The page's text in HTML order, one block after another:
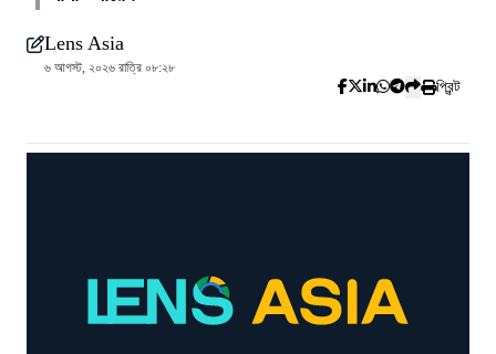
Lens Asia
৬ আগস্ট, ২০২৬ রাত্রি ০৮:২৮
প্রিন্ট